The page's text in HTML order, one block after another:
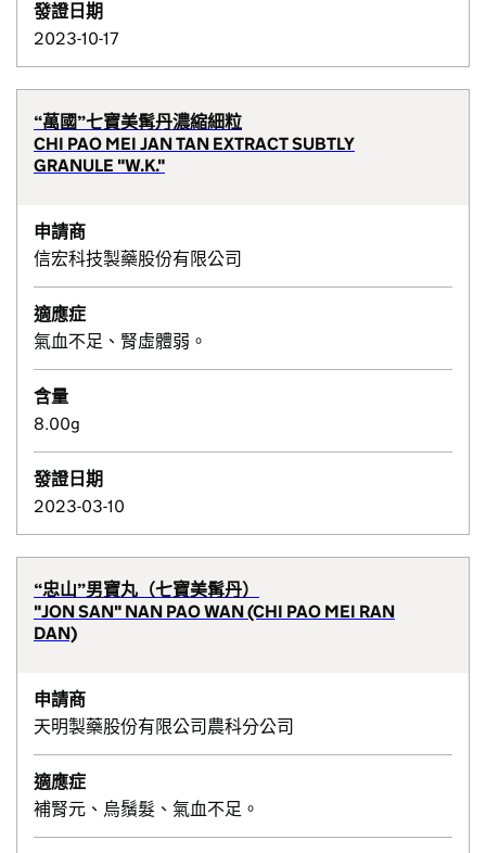
發證日期
2023-10-17
“萬國”七寶美髯丹濃縮細粒
CHI PAO MEI JAN TAN EXTRACT SUBTLY
GRANULE "W.K."
申請商
信宏科技製藥股份有限公司
適應症
氣血不足、腎虛體弱。
含量
8.00g
發證日期
2023-03-10
“忠山”男寶丸（七寶美髯丹）
"JON SAN" NAN PAO WAN (CHI PAO MEI RAN
DAN)
申請商
天明製藥股份有限公司農科分公司
適應症
補腎元、烏鬚髮、氣血不足。